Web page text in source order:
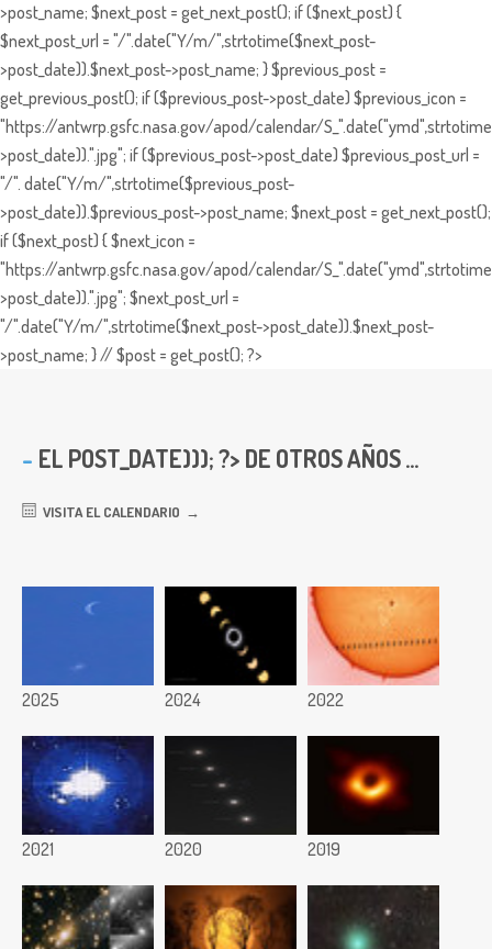
>post_name; $next_post = get_next_post(); if ($next_post) {
$next_post_url = "/".date("Y/m/",strtotime($next_post-
>post_date)).$next_post->post_name; } $previous_post =
get_previous_post(); if ($previous_post->post_date) $previous_icon =
"https://antwrp.gsfc.nasa.gov/apod/calendar/
>post_date)).".jpg"; if ($previous_post->post_date) $previous_post_url =
"/". date("Y/m/",strtotime($previous_post-
>post_date)).$previous_post->post_name; $next_post = get_next_post();
if ($next_post) { $next_icon =
"https://antwrp.gsfc.nasa.gov/apod/calendar/
>post_date)).".jpg"; $next_post_url =
"/".date("Y/m/",strtotime($next_post->post_date)).$next_post-
>post_name; } // $post = get_post(); ?>
EL POST_DATE))); ?> DE OTROS AÑOS ...
VISITA EL CALENDARIO
2025 2024 2022
2021 2020 2019